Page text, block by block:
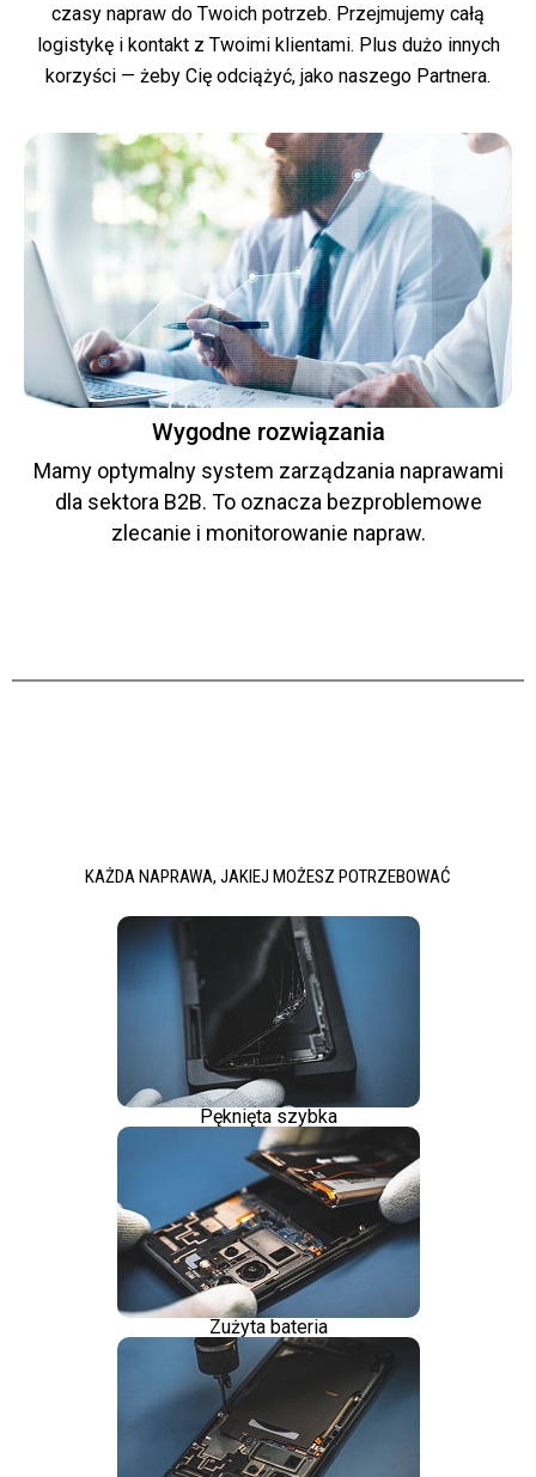
czasy napraw do Twoich potrzeb. Przejmujemy całą
logistykę i kontakt z Twoimi klientami. Plus dużo innych
korzyści — żeby Cię odciążyć, jako naszego Partnera.
Wygodne rozwiązania
Mamy optymalny system zarządzania naprawami
dla sektora B2B. To oznacza bezproblemowe
zlecanie i monitorowanie napraw.
KAŻDA NAPRAWA, JAKIEJ MOŻESZ POTRZEBOWAĆ
Pęknięta szybka
Zużyta bateria